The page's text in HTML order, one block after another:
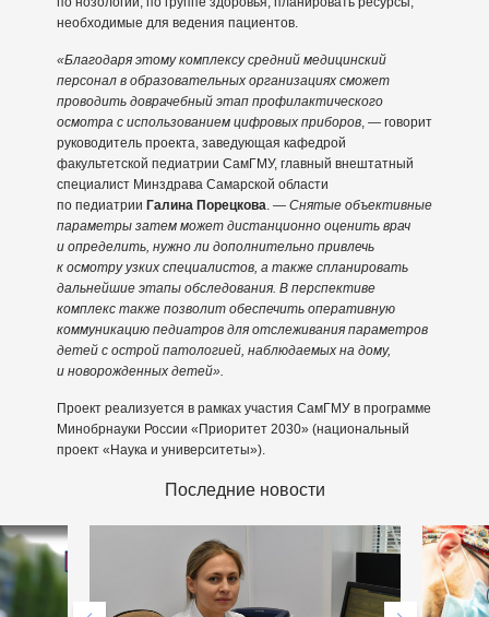
необходимые для ведения пациентов.
«Благодаря этому комплексу средний медицинский
персонал в образовательных организациях сможет
проводить доврачебный этап профилактического
осмотра с использованием цифровых приборов, — говорит
руководитель проекта, заведующая кафедрой
факультетской педиатрии СамГМУ, главный внештатный
специалист Минздрава Самарской области
по педиатрии Галина Порецкова. — Снятые объективные
параметры затем может дистанционно оценить врач
и определить, нужно ли дополнительно привлечь
к осмотру узких специалистов, а также спланировать
дальнейшие этапы обследования. В перспективе
комплекс также позволит обеспечить оперативную
коммуникацию педиатров для отслеживания параметров
детей с острой патологией, наблюдаемых на дому,
и новорожденных детей».
Проект реализуется в рамках участия СамГМУ в программе
Минобрнауки России «Приоритет 2030» (национальный
проект «Наука и университеты»).
Последние новости